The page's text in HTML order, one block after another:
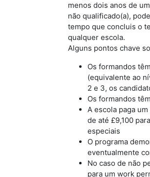
menos dois anos de
não qualificado(a),
tempo que concluis o
qualquer escola.
Alguns pontos chave
Os formandos
(equivalente ao
2 e 3, os
Os formandos
A escola paga
de até £9,100
especiais
O programa
eventualmente
No caso de não
para um work